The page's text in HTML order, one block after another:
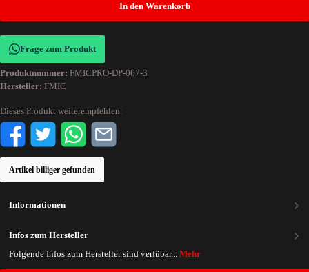
In den Warenkorb
Frage zum Produkt
Produktnummer: FMICPRO-DP-067-3
Hersteller: FMIC
Dieses Produkt weiterempfehlen:
Artikel billiger gefunden
Informationen
Infos zum Hersteller
Folgende Infos zum Hersteller sind verfübar... Mehr